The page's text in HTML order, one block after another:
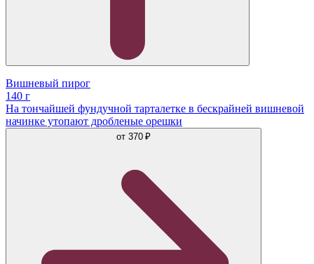
Вишневый пирог
140 г
На тончайшей фундучной тарталетке в бескрайней вишневой
начинке утопают дробленые орешки
от 370 ₽